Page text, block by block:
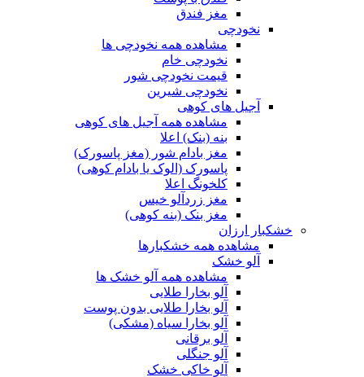
مغز فندق
نخودچی
مشاهده همه نخودچی ها
نخودچی خام
قیمت نخودچی شور
نخودچی شیرین
آجیل های کوهی
مشاهده همه آجیل های کوهی
بنه (بنک) اعلا
مغز بادام شور (مغز پاسورک)
پاسورک (الوک یا بادام کوهی)
کلخونگ اعلا
مغز زردآلو خیس
مغز بنک (بنه کوهی)
خشکبار ارزان
مشاهده همه خشکبارها
آلو خشک
مشاهده همه آلو خشک ها
آلو بخارا طلایی
آلو بخارا طلایی بدون پوست
آلو بخارا سیاه (مشکی)
آلو برقانی
آلو جنگلی
آلو خاکی خشک